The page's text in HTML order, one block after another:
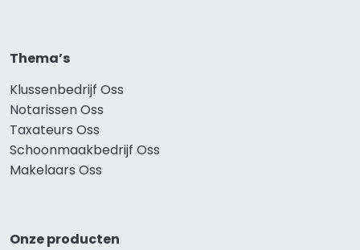
Thema’s
Klussenbedrijf Oss
Notarissen Oss
Taxateurs Oss
Schoonmaakbedrijf Oss
Makelaars Oss
Onze producten